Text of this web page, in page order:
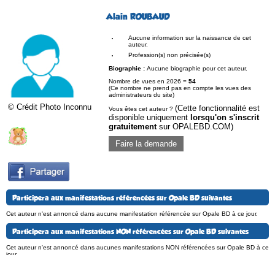
Alain ROUBAUD
© Crédit Photo Inconnu
Aucune information sur la naissance de cet
auteur.
Profession(s) non précisée(s)
Biographie : Aucune biographie pour cet auteur.
Nombre de vues en 2026 = 54
(Ce nombre ne prend pas en compte les vues des
administrateurs du site)
Vous êtes cet auteur ? (Cette fonctionnalité est
disponible uniquement lorsqu'on s'inscrit
gratuitementsur OPALEBD.COM)
Faire la demande
Participera aux manifestations référencées sur Opale BD suivantes
Cet auteur n'est annoncé dans aucune manifestation référencée sur Opale BD à ce jour.
Participera aux manifestations NON référencées sur Opale BD suivantes
Cet auteur n'est annoncé dans aucunes manifestations NON référencées sur Opale BD à ce